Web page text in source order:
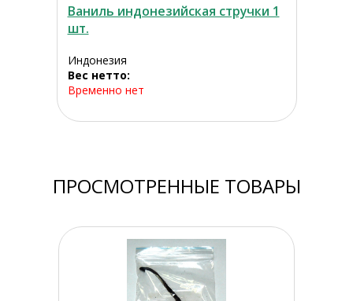
Ваниль индонезийская стручки 1
шт.
Индонезия
Вес нетто:
Временно нет
ПРОСМОТРЕННЫЕ ТОВАРЫ